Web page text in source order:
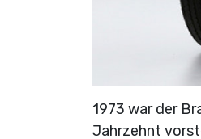
1973 war der
Jahrzehnt